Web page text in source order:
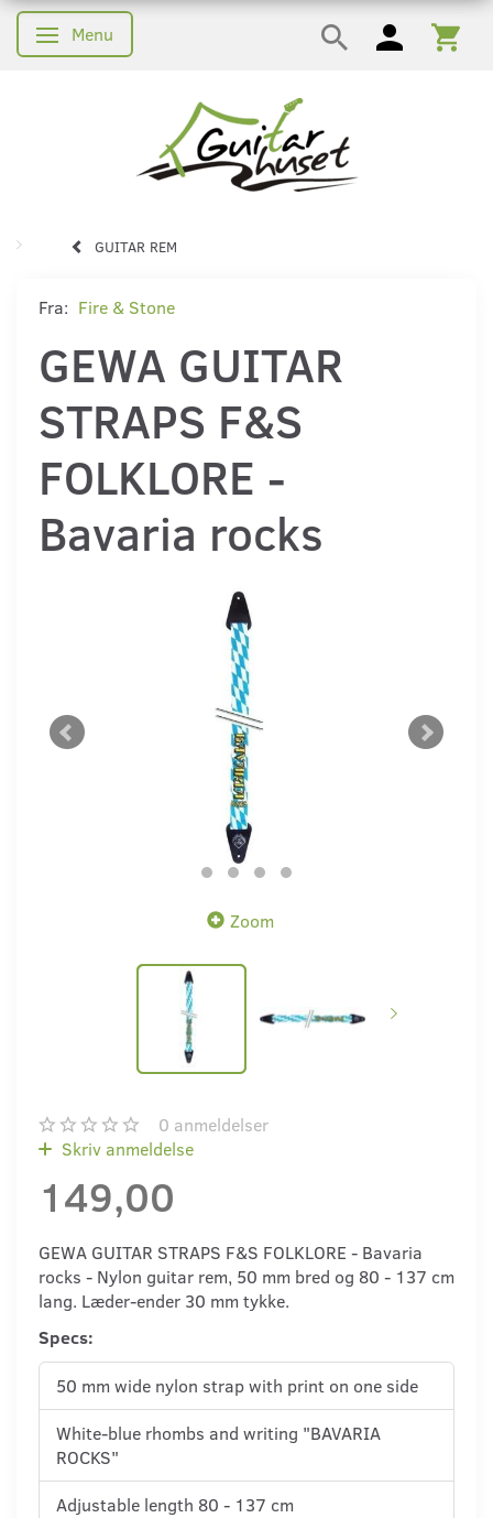
Skifte navigation
Menu
GUITAR REM
Fra: Fire & Stone
GEWA GUITAR
STRAPS F&S
FOLKLORE -
Bavaria rocks
Zoom
0 anmeldelser
Skriv anmeldelse
149,00
GEWA GUITAR STRAPS F&S FOLKLORE - Bavaria
rocks - Nylon guitar rem, 50 mm bred og 80 - 137 cm
lang. Læder-ender 30 mm tykke.
Specs:
50 mm wide nylon strap with print on one side
White-blue rhombs and writing "BAVARIA
ROCKS"
Adjustable length 80 - 137 cm